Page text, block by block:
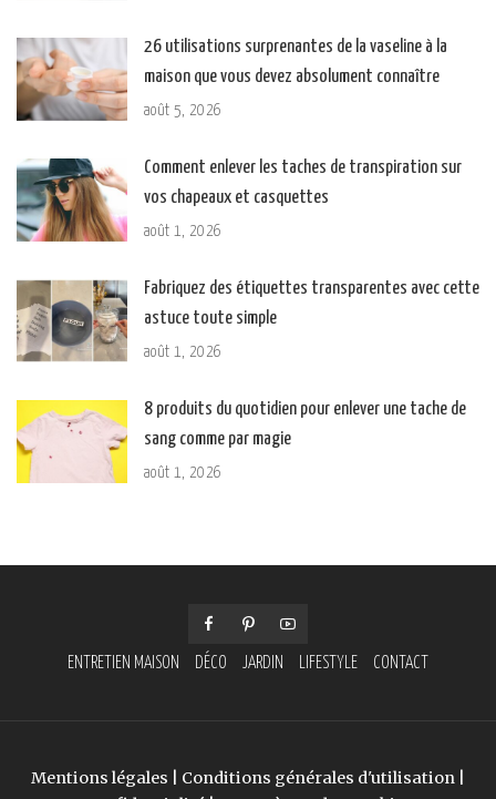
26 utilisations surprenantes de la vaseline à la
maison que vous devez absolument connaître
août 5, 2026
Comment enlever les taches de transpiration sur
vos chapeaux et casquettes
août 1, 2026
Fabriquez des étiquettes transparentes avec cette
astuce toute simple
août 1, 2026
8 produits du quotidien pour enlever une tache de
sang comme par magie
août 1, 2026
ENTRETIEN MAISON DÉCO JARDIN LIFESTYLE CONTACT
Mentions légales Conditions générales d'utilisation